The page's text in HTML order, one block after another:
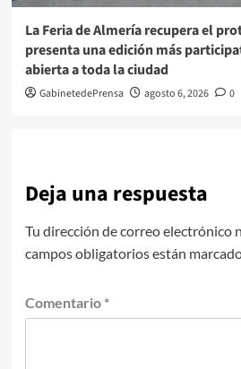
La Feria de Almería recupera el
presenta una edición más
abierta a toda la ciudad
GabinetedePrensa agosto 6, 2026 0
Deja una respuesta
Tu dirección de correo electrónico
campos obligatorios están
Comentario *